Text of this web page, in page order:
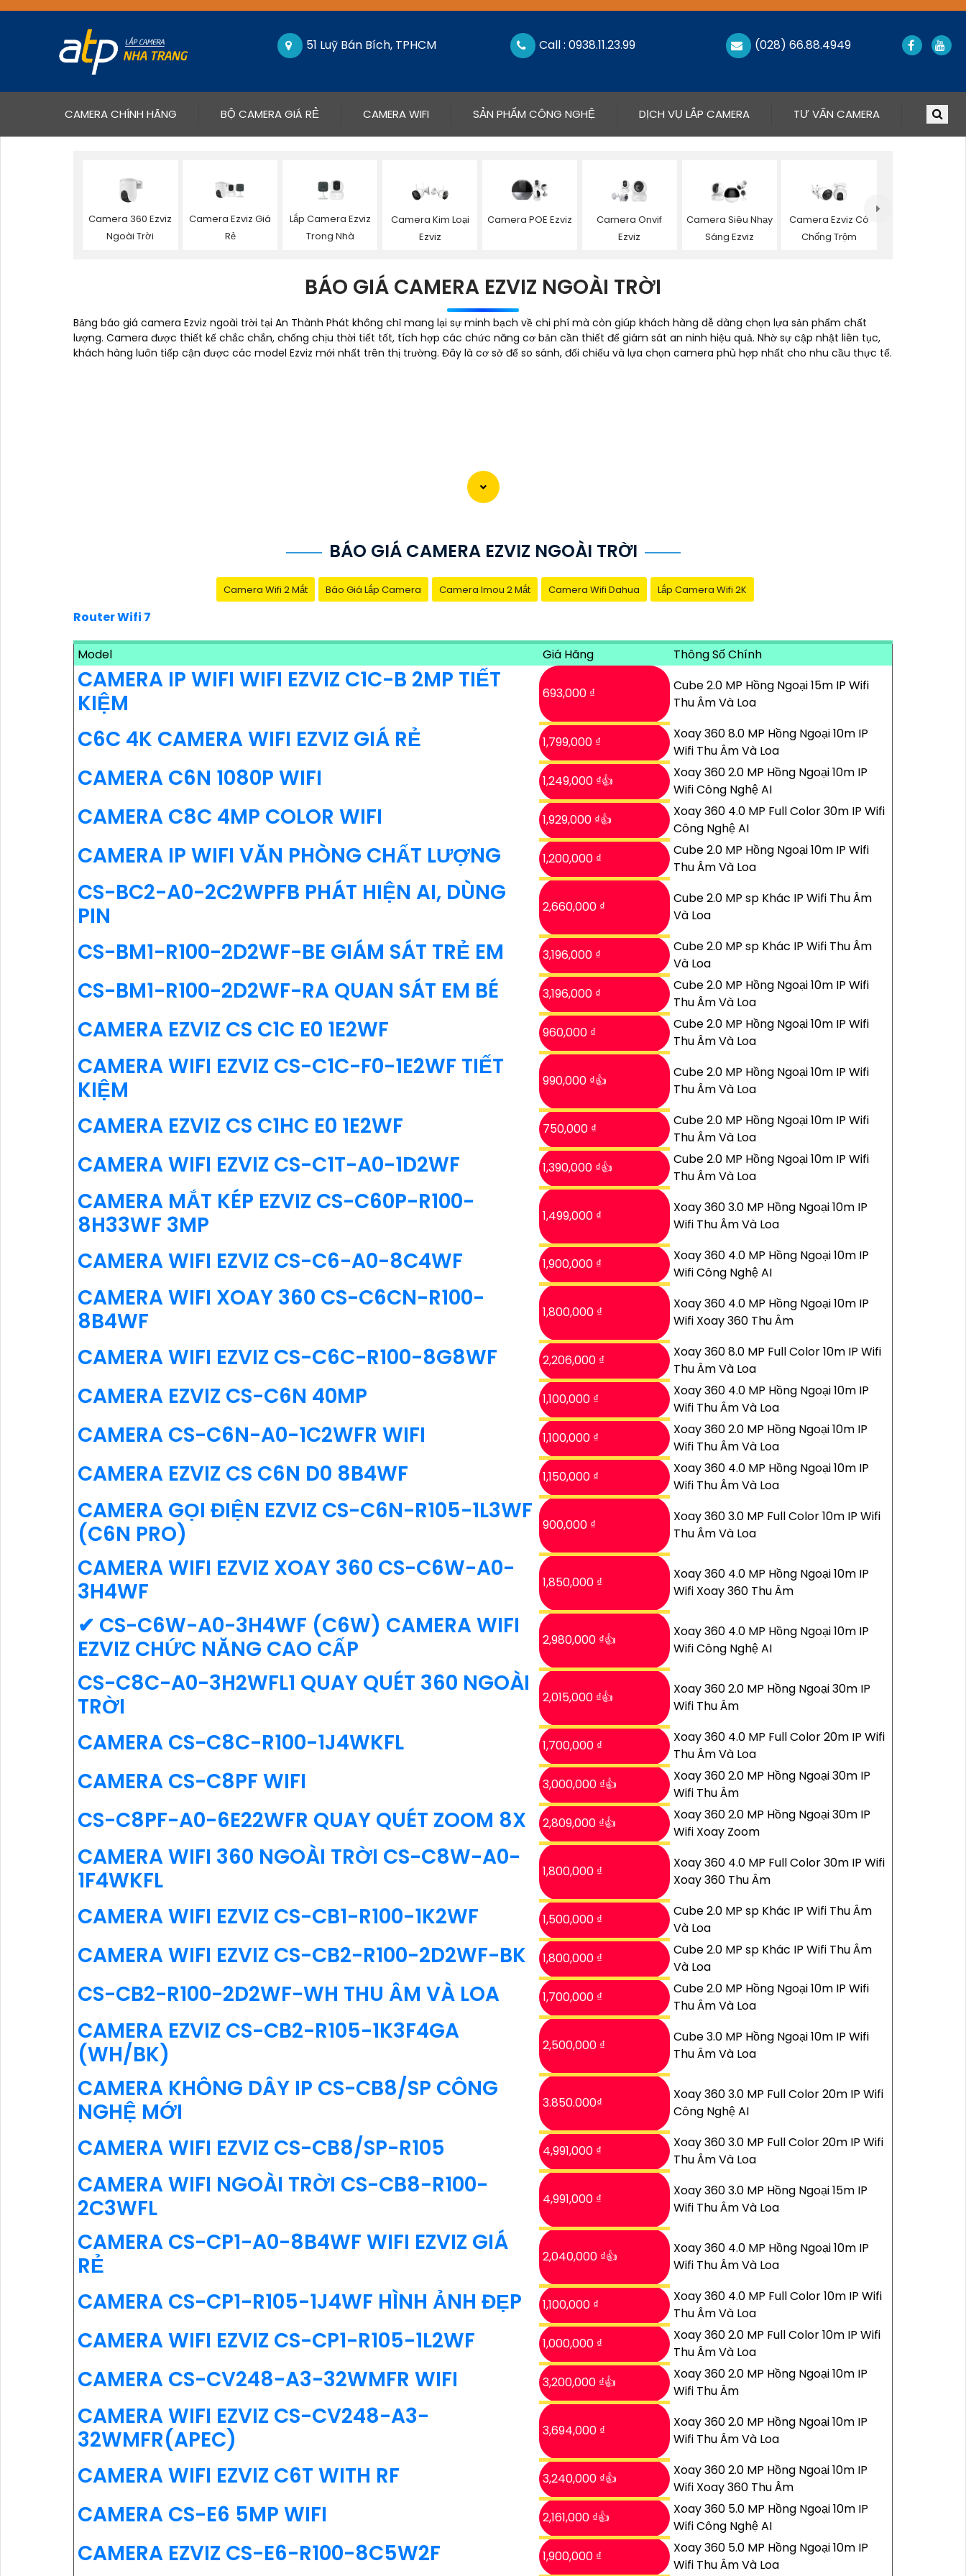
51 Luỹ Bán Bích, TPHCM Call : 0938.11.23.99 (028) 66.88.4949
CAMERA CHÍNH HÃNG(CURRENT)BỘ CAMERA GIÁ RẺ CAMERA WIFI SẢN PHẨM CÔNG NGHỆ DỊCH VỤ LẮP CAMERA TƯ VẤN CAMERA
Camera 360 Ezviz
Ngoài Trời
Camera Ezviz Giá
Rẻ
Lắp Camera Ezviz
Trong Nhà
Camera Kim Loại
Ezviz
Camera POE Ezviz
Camera Onvif
Ezviz
Camera Siêu Nhạy
Sáng Ezviz
Camera Ezviz Có
Chống Trộm
BÁO GIÁ CAMERA EZVIZ NGOÀI TRỜI
Bảng báo giá camera Ezviz ngoài trời tại An Thành Phát không chỉ mang lại sự minh bạch về chi phí mà còn giúp khách hàng dễ dàng chọn lựa sản phẩm chất
lượng. Camera được thiết kế chắc chắn, chống chịu thời tiết tốt, tích hợp các chức năng cơ bản cần thiết để giám sát an ninh hiệu quả. Nhờ sự cập nhật liên tục,
khách hàng luôn tiếp cận được các model Ezviz mới nhất trên thị trường. Đây là cơ sở để so sánh, đối chiếu và lựa chọn camera phù hợp nhất cho nhu cầu thực tế.
BÁO GIÁ CAMERA EZVIZ NGOÀI TRỜI
Camera Wifi 2 Mắt Báo Giá Lắp Camera Camera Imou 2 Mắt Camera Wifi Dahua Lắp Camera Wifi 2K
Router Wifi 7
Model Giá Hãng Thông Số Chính
CAMERA IP WIFI WIFI EZVIZ C1C-B 2MP TIẾT
KIỆM
693,000 ₫
Cube 2.0 MP Hồng Ngoại 15m IP Wifi
Thu Âm Và Loa
C6C 4K CAMERA WIFI EZVIZ GIÁ RẺ 1,799,000 ₫
Xoay 360 8.0 MP Hồng Ngoại 10m IP
Wifi Thu Âm Và Loa
CAMERA C6N 1080P WIFI 1,249,000 ₫👍
Xoay 360 2.0 MP Hồng Ngoại 10m IP
Wifi Công Nghệ AI
CAMERA C8C 4MP COLOR WIFI 1,929,000 ₫👍
Xoay 360 4.0 MP Full Color 30m IP Wifi
Công Nghệ AI
CAMERA IP WIFI VĂN PHÒNG CHẤT LƯỢNG 1,200,000 ₫
Cube 2.0 MP Hồng Ngoại 10m IP Wifi
Thu Âm Và Loa
CS-BC2-A0-2C2WPFB PHÁT HIỆN AI, DÙNG
PIN
2,660,000 ₫
Cube 2.0 MP sp Khác IP Wifi Thu Âm
Và Loa
CS-BM1-R100-2D2WF-BE GIÁM SÁT TRẺ EM 3,196,000 ₫
Cube 2.0 MP sp Khác IP Wifi Thu Âm
Và Loa
CS-BM1-R100-2D2WF-RA QUAN SÁT EM BÉ 3,196,000 ₫
Cube 2.0 MP Hồng Ngoại 10m IP Wifi
Thu Âm Và Loa
CAMERA EZVIZ CS C1C E0 1E2WF 960,000 ₫
Cube 2.0 MP Hồng Ngoại 10m IP Wifi
Thu Âm Và Loa
CAMERA WIFI EZVIZ CS-C1C-F0-1E2WF TIẾT
KIỆM
990,000 ₫👍
Cube 2.0 MP Hồng Ngoại 10m IP Wifi
Thu Âm Và Loa
CAMERA EZVIZ CS C1HC E0 1E2WF 750,000 ₫
Cube 2.0 MP Hồng Ngoại 10m IP Wifi
Thu Âm Và Loa
CAMERA WIFI EZVIZ CS-C1T-A0-1D2WF 1,390,000 ₫👍
Cube 2.0 MP Hồng Ngoại 10m IP Wifi
Thu Âm Và Loa
CAMERA MẮT KÉP EZVIZ CS-C60P-R100-
8H33WF 3MP
1,499,000 ₫
Xoay 360 3.0 MP Hồng Ngoại 10m IP
Wifi Thu Âm Và Loa
CAMERA WIFI EZVIZ CS-C6-A0-8C4WF 1,900,000 ₫
Xoay 360 4.0 MP Hồng Ngoại 10m IP
Wifi Công Nghệ AI
CAMERA WIFI XOAY 360 CS-C6CN-R100-
8B4WF
1,800,000 ₫
Xoay 360 4.0 MP Hồng Ngoại 10m IP
Wifi Xoay 360 Thu Âm
CAMERA WIFI EZVIZ CS-C6C-R100-8G8WF 2,206,000 ₫
Xoay 360 8.0 MP Full Color 10m IP Wifi
Thu Âm Và Loa
CAMERA EZVIZ CS-C6N 40MP 1,100,000 ₫
Xoay 360 4.0 MP Hồng Ngoại 10m IP
Wifi Thu Âm Và Loa
CAMERA CS-C6N-A0-1C2WFR WIFI 1,100,000 ₫
Xoay 360 2.0 MP Hồng Ngoại 10m IP
Wifi Thu Âm Và Loa
CAMERA EZVIZ CS C6N D0 8B4WF 1,150,000 ₫
Xoay 360 4.0 MP Hồng Ngoại 10m IP
Wifi Thu Âm Và Loa
CAMERA GỌI ĐIỆN EZVIZ CS-C6N-R105-1L3WF
(C6N PRO)
900,000 ₫
Xoay 360 3.0 MP Full Color 10m IP Wifi
Thu Âm Và Loa
CAMERA WIFI EZVIZ XOAY 360 CS-C6W-A0-
3H4WF
1,850,000 ₫
Xoay 360 4.0 MP Hồng Ngoại 10m IP
Wifi Xoay 360 Thu Âm
✔ CS-C6W-A0-3H4WF (C6W) CAMERA WIFI
EZVIZ CHỨC NĂNG CAO CẤP
2,980,000 ₫👍
Xoay 360 4.0 MP Hồng Ngoại 10m IP
Wifi Công Nghệ AI
CS-C8C-A0-3H2WFL1 QUAY QUÉT 360 NGOÀI
TRỜI
2,015,000 ₫👍
Xoay 360 2.0 MP Hồng Ngoại 30m IP
Wifi Thu Âm
CAMERA CS-C8C-R100-1J4WKFL 1,700,000 ₫
Xoay 360 4.0 MP Full Color 20m IP Wifi
Thu Âm Và Loa
CAMERA CS-C8PF WIFI 3,000,000 ₫👍
Xoay 360 2.0 MP Hồng Ngoại 30m IP
Wifi Thu Âm
CS-C8PF-A0-6E22WFR QUAY QUÉT ZOOM 8X 2,809,000 ₫👍
Xoay 360 2.0 MP Hồng Ngoại 30m IP
Wifi Xoay Zoom
CAMERA WIFI 360 NGOÀI TRỜI CS-C8W-A0-
1F4WKFL
1,800,000 ₫
Xoay 360 4.0 MP Full Color 30m IP Wifi
Xoay 360 Thu Âm
CAMERA WIFI EZVIZ CS-CB1-R100-1K2WF 1,500,000 ₫
Cube 2.0 MP sp Khác IP Wifi Thu Âm
Và Loa
CAMERA WIFI EZVIZ CS-CB2-R100-2D2WF-BK 1,800,000 ₫
Cube 2.0 MP sp Khác IP Wifi Thu Âm
Và Loa
CS-CB2-R100-2D2WF-WH THU ÂM VÀ LOA 1,700,000 ₫
Cube 2.0 MP Hồng Ngoại 10m IP Wifi
Thu Âm Và Loa
CAMERA EZVIZ CS-CB2-R105-1K3F4GA
(WH/BK)
2,500,000 ₫
Cube 3.0 MP Hồng Ngoại 10m IP Wifi
Thu Âm Và Loa
CAMERA KHÔNG DÂY IP CS-CB8/SP CÔNG
NGHỆ MỚI
3.850.000₫
Xoay 360 3.0 MP Full Color 20m IP Wifi
Công Nghệ AI
CAMERA WIFI EZVIZ CS-CB8/SP-R105 4,991,000 ₫
Xoay 360 3.0 MP Full Color 20m IP Wifi
Thu Âm Và Loa
CAMERA WIFI NGOÀI TRỜI CS-CB8-R100-
2C3WFL
4,991,000 ₫
Xoay 360 3.0 MP Hồng Ngoại 15m IP
Wifi Thu Âm Và Loa
CAMERA CS-CP1-A0-8B4WF WIFI EZVIZ GIÁ
RẺ
2,040,000 ₫👍
Xoay 360 4.0 MP Hồng Ngoại 10m IP
Wifi Thu Âm Và Loa
CAMERA CS-CP1-R105-1J4WF HÌNH ẢNH ĐẸP 1,100,000 ₫
Xoay 360 4.0 MP Full Color 10m IP Wifi
Thu Âm Và Loa
CAMERA WIFI EZVIZ CS-CP1-R105-1L2WF 1,000,000 ₫
Xoay 360 2.0 MP Full Color 10m IP Wifi
Thu Âm Và Loa
CAMERA CS-CV248-A3-32WMFR WIFI 3,200,000 ₫👍
Xoay 360 2.0 MP Hồng Ngoại 10m IP
Wifi Thu Âm
CAMERA WIFI EZVIZ CS-CV248-A3-
32WMFR(APEC)
3,694,000 ₫
Xoay 360 2.0 MP Hồng Ngoại 10m IP
Wifi Thu Âm Và Loa
CAMERA WIFI EZVIZ C6T WITH RF 3,240,000 ₫👍
Xoay 360 2.0 MP Hồng Ngoại 10m IP
Wifi Xoay 360 Thu Âm
CAMERA CS-E6 5MP WIFI 2,161,000 ₫👍
Xoay 360 5.0 MP Hồng Ngoại 10m IP
Wifi Công Nghệ AI
CAMERA EZVIZ CS-E6-R100-8C5W2F 1,900,000 ₫
Xoay 360 5.0 MP Hồng Ngoại 10m IP
Wifi Thu Âm Và Loa